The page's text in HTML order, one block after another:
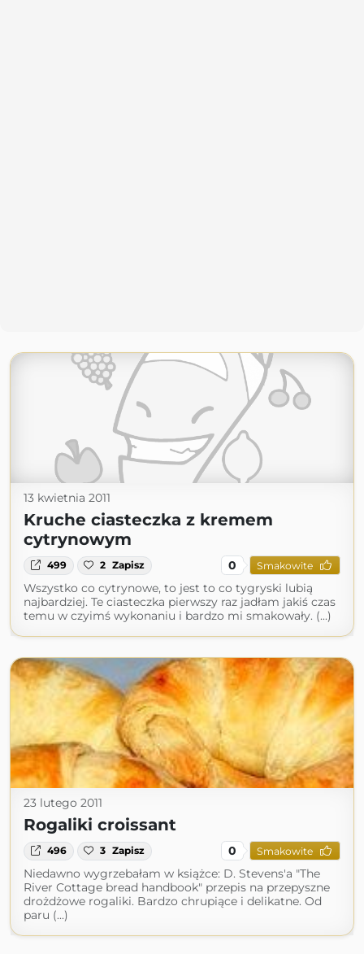
13 kwietnia 2011
Kruche ciasteczka z kremem
cytrynowym
499 2 Zapisz 0 Smakowite
Wszystko co cytrynowe, to jest to co tygryski lubią
najbardziej. Te ciasteczka pierwszy raz jadłam jakiś czas
temu w czyimś wykonaniu i bardzo mi smakowały. (...)
23 lutego 2011
Rogaliki croissant
496 3 Zapisz 0 Smakowite
Niedawno wygrzebałam w książce: D. Stevens'a "The
River Cottage bread handbook" przepis na przepyszne
drożdżowe rogaliki. Bardzo chrupiące i delikatne. Od
paru (...)